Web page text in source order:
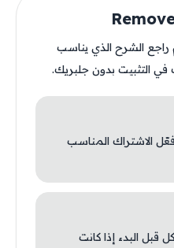
راجع الشرح الذي يناسب
التثبيت بدون جلبريك.
الاشتراك المناسب
قبل البدء إذا كانت